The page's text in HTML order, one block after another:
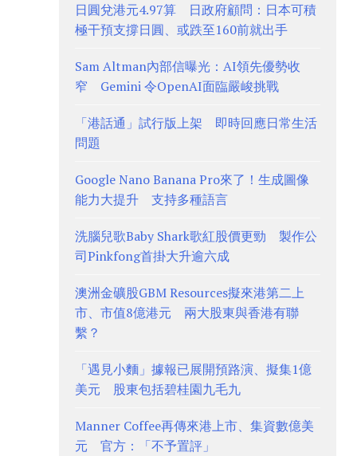
日圓兌港元4.97算 日政府顧問：日本可積
極干預支撐日圓、或跌至160前就出手
Sam Altman內部信曝光：AI領先優勢收
窄 Gemini 令OpenAI面臨嚴峻挑戰
「港話通」試行版上架 即時回應日常生活
問題
Google Nano Banana Pro來了！生成圖像
能力大提升 支持多種語言
洗腦兒歌Baby Shark歌紅股價更勁 製作公
司Pinkfong首掛大升逾六成
澳洲金礦股GBM Resources擬來港第二上
市、市值8億港元 兩大股東與香港有聯
繫？
「遇見小麵」據報已展開預路演、擬集1億
美元 股東包括碧桂園九毛九
Manner Coffee再傳來港上市、集資數億美
元 官方：「不予置評」